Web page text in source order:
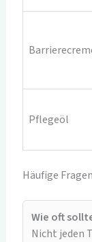
Pflegeöl
Häufige
Wie oft
Nicht jeden